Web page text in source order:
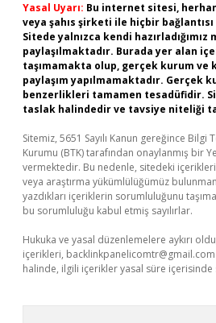
Yasal Uyarı: Bu internet sitesi,
veya şahıs şirketi ile hiçbir
Sitede yalnızca kendi
paylaşılmaktadır. Burada yer alan
taşımamakta olup, gerçek kurum ve
paylaşım yapılmamaktadır. Gerçek
benzerlikleri tamamen tesadüfidir.
taslak halindedir ve tavsiye niteliği
Sitemiz, 5651 Sayılı Kanun gereğince
Kurumu (BTK) tarafından onaylanmış bir
vermektedir. Bu nedenle, sitedeki
veya araştırma yükümlülüğümüz
yazdıkları içeriklerin sorumluluğunu
bu sorumluluğu kabul etmiş sayılırlar.
Hukuka ve yasal düzenlemelere aykırı
içerikleri, backlinkpanelicomtr@gmail.com
halinde, ilgili içerikler yasal süre içerisinde